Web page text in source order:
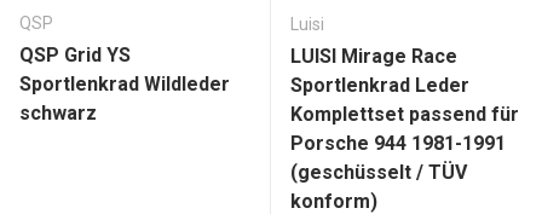
QSP
QSP Grid YS
Sportlenkrad Wildleder
schwarz
Luisi
LUISI Mirage Race
Sportlenkrad Leder
Komplettset passend für
Porsche 944 1981-1991
(geschüsselt / TÜV
konform)